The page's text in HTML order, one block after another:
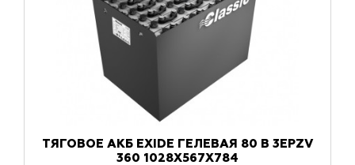
ТЯГОВОЕ АКБ EXIDE ГЕЛЕВАЯ 80 В 3EPZV
360 1028X567X784